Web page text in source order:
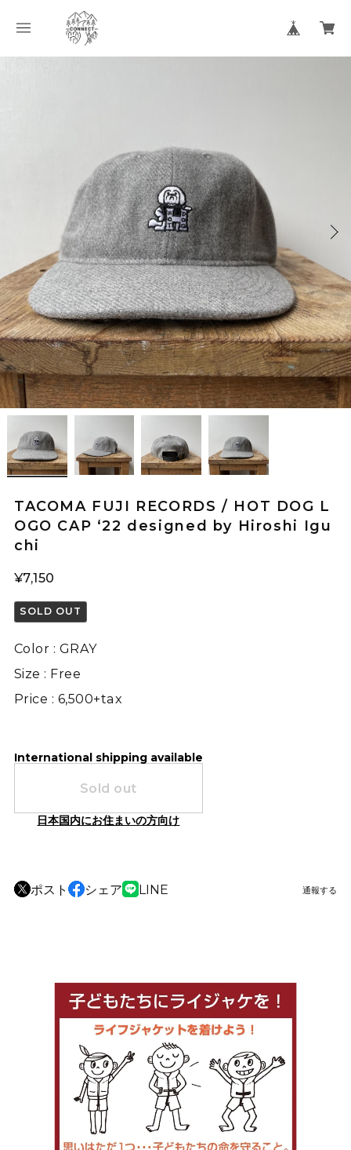
TACOMA FUJI RECORDS / HOT DOG L
OGO CAP ‘22 designed by Hiroshi Igu
chi
¥7,150
SOLD OUT
Color : GRAY
Size : Free
Price : 6,500+tax
International shipping available
Sold out
日本国内にお住まいの方向け
ポスト シェア LINE 通報する